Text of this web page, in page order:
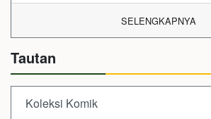
SELENGKAPNYA
Tautan
Koleksi Komik